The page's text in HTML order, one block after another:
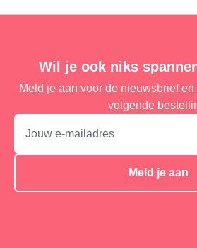
Wil je ook niks
Meld je aan voor de nieuwsbrief en
volgende
Meld je aan